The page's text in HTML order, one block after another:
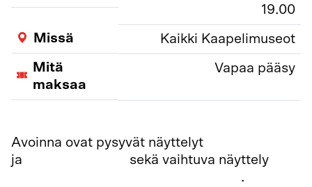
19.00
Missä Kaikki Kaapelimuseot
Mitä
maksaa
Vapaa pääsy
Avoinna ovat pysyvät näyttelyt
ja
sekä vaihtuva näyttely
.